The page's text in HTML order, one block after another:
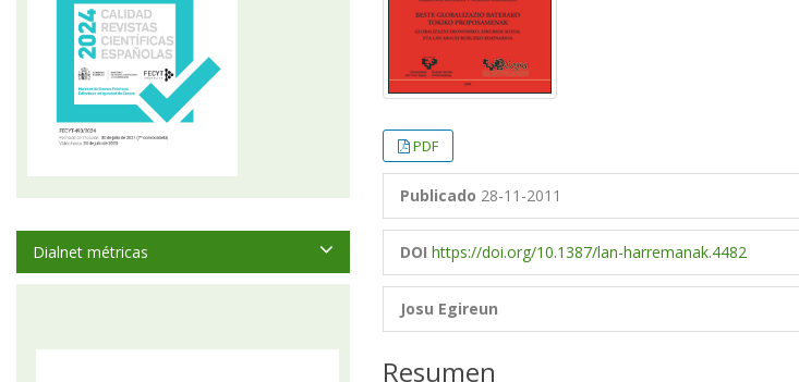
PDF
Publicado 28-11-2011
DOI https://doi.org/10.1387/lan-harremanak.4482
Josu Egireun
Resumen
Dialnet métricas